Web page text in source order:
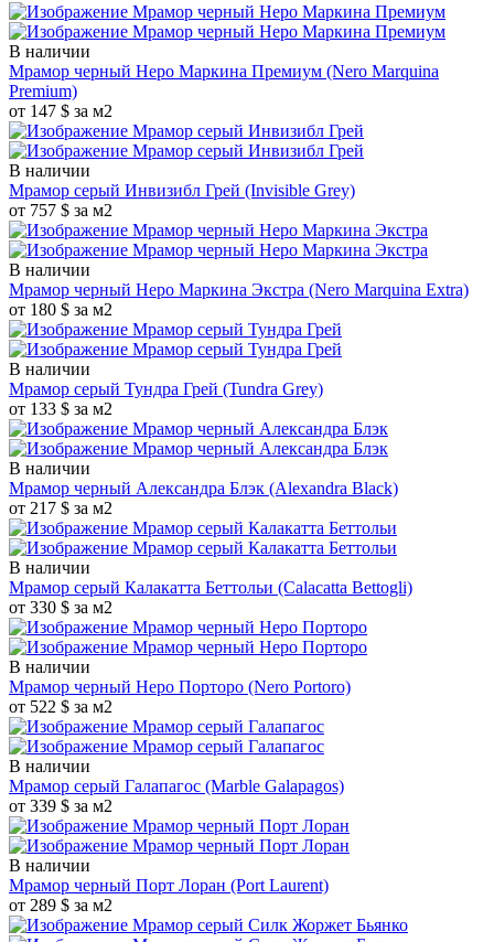
В наличии
Мрамор черный Неро Маркина Премиум (Nero Marquina
Premium)
от 147 $ за м2
В наличии
Мрамор серый Инвизибл Грей (Invisible Grey)
от 757 $ за м2
В наличии
Мрамор черный Неро Маркина Экстра (Nero Marquina Extra)
от 180 $ за м2
В наличии
Мрамор серый Тундра Грей (Tundra Grey)
от 133 $ за м2
В наличии
Мрамор черный Александра Блэк (Alexandra Black)
от 217 $ за м2
В наличии
Мрамор серый Калакатта Беттольи (Calacatta Bettogli)
от 330 $ за м2
В наличии
Мрамор черный Неро Порторо (Nero Portoro)
от 522 $ за м2
В наличии
Мрамор серый Галапагос (Marble Galapagos)
от 339 $ за м2
В наличии
Мрамор черный Порт Лоран (Port Laurent)
от 289 $ за м2